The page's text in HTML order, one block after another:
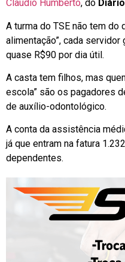
Claudio Humberto, do
A turma do TSE não tem do
alimentação”, cada servidor
quase R$90 por dia útil.
A casta tem filhos, mas
escola” são os pagadores
de auxílio-odontológico.
A conta da assistência
já que entram na fatura
dependentes.